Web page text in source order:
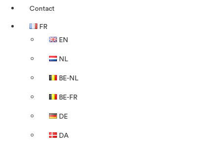
Contact
FR
EN
NL
BE-NL
BE-FR
DE
DA